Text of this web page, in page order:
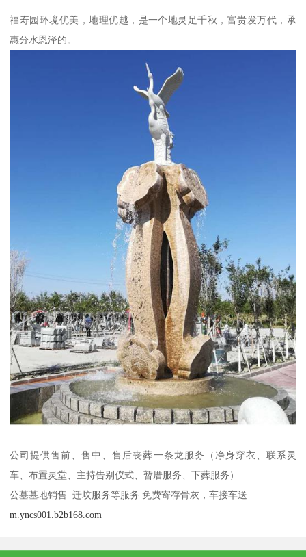
福寿园环境优美，地理优越，是一个地灵足千秋，富贵发万代，承
惠分水恩泽的。
公司提供售前、售中、售后丧葬一条龙服务（净身穿衣、联系灵
车、布置灵堂、主持告别仪式、暂厝服务、下葬服务）
公墓墓地销售 迁坟服务等服务 免费寄存骨灰，车接车送
m.yncs001.b2b168.com